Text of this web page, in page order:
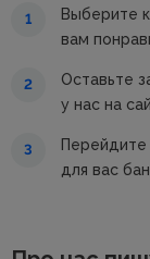
1
Выберите
вам
2
Оставьте
у нас на
3
для вас